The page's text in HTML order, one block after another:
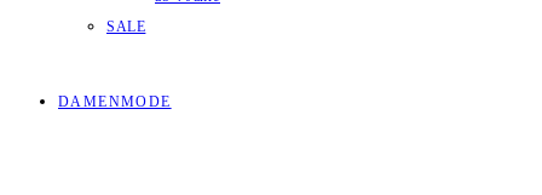
SALE
DAMENMODE